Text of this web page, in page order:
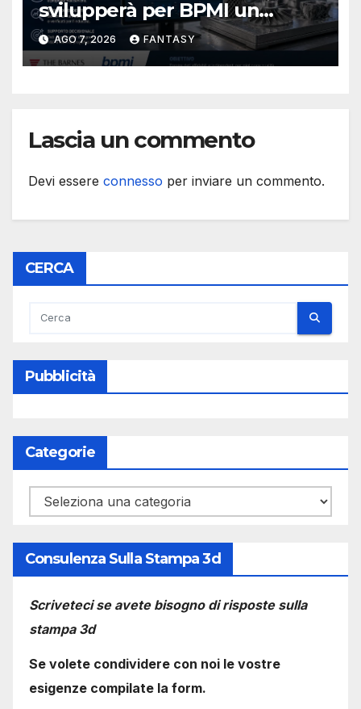
svilupperà per BPMI un
database per la stampa 3D
metallica destinata alla filiera
navale statunitense
AGO 7, 2026 FANTASY
Lascia un commento
Devi essere connesso per inviare un commento.
CERCA
Pubblicità
Categorie
Categorie
Consulenza Sulla Stampa 3d
Scriveteci se avete bisogno di risposte sulla
stampa 3d
Se volete condividere con noi le vostre
esigenze compilate la form.